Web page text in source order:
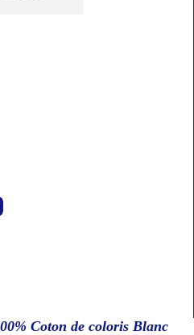
Coton de coloris Blanc